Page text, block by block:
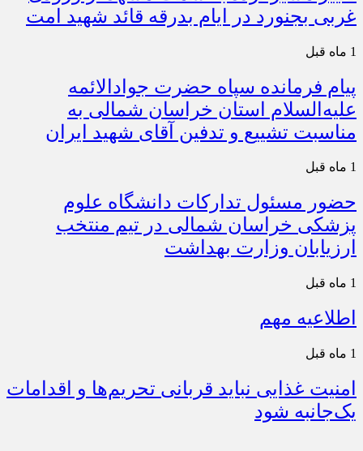
غربی بجنورد در ایام بدرقه قائد شهید امت
1 ماه قبل
پیام فرمانده سپاه حضرت جوادالائمه
علیه‌السلام استان خراسان شمالی به
مناسبت تشییع و تدفین آقای شهید ایران
1 ماه قبل
حضور مسئول تدارکات دانشگاه علوم
پزشکی خراسان شمالی در تیم منتخب
ارزیابان وزارت بهداشت
1 ماه قبل
اطلاعیه مهم
1 ماه قبل
امنیت غذایی نباید قربانی تحریم‌ها و اقدامات
یک‌جانبه شود